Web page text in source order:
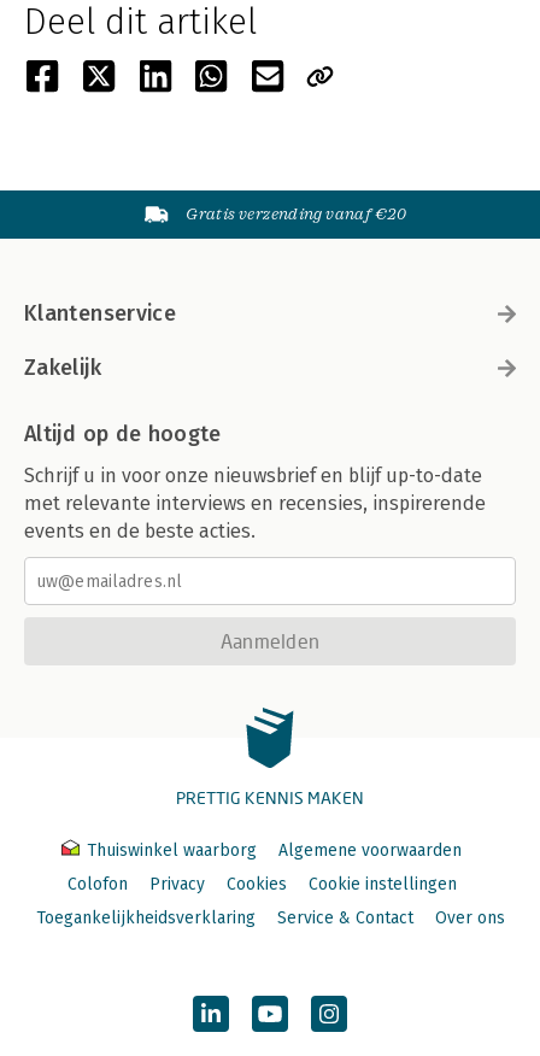
Deel dit artikel
Gratis verzending vanaf €20
Klantenservice
Zakelijk
Altijd op de hoogte
Schrijf u in voor onze nieuwsbrief en blijf up-to-date
met relevante interviews en recensies, inspirerende
events en de beste acties.
Aanmelden
PRETTIG KENNIS MAKEN
Thuiswinkel waarborg
Algemene voorwaarden
Colofon
Privacy Cookies
Cookie instellingen
Toegankelijkheidsverklaring
Service & Contact Over ons